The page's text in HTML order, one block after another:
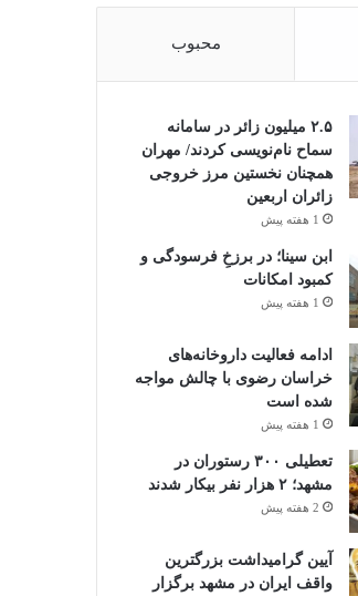
محبوب
۲.۵ میلیون زائر در سامانه
سماح نام‌نویسی کردند/ مهران
همچنان نخستین مرز خروجی
زائران اربعین
1 هفته پیش
ابن سینا؛ در برزخِ فرسودگی و
کمبود امکانات
1 هفته پیش
ادامه فعالیت داروخانه‌های
خراسان رضوی با چالش مواجه
شده است
1 هفته پیش
تعطیلی ۳۰۰ رستوران در
مشهد؛ ۲ هزار نفر بیکار شدند
2 هفته پیش
آیین گرامیداشت بزرگترین
واقف ایران در مشهد برگزار